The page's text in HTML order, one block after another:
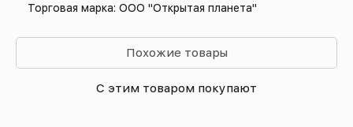
Торговая марка: ООО "Открытая планета"
Похожие товары
С этим товаром покупают